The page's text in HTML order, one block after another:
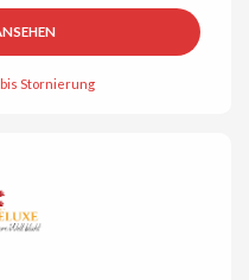
Stornierung